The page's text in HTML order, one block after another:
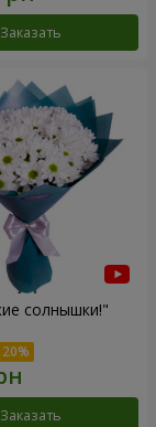
Заказать
солнышки!"
Заказать